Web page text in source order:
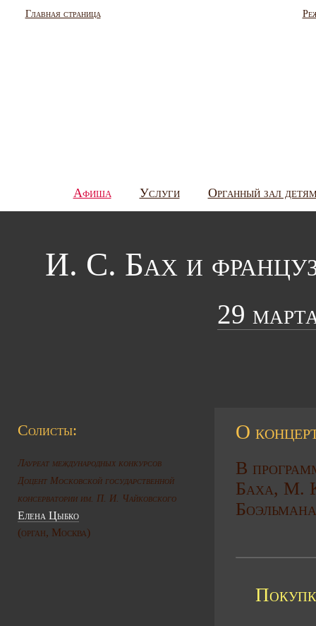
Главная страница
Афиша Услуги Органный зал
И. С. Бах и
29
Солисты:
Лауреат международных конкурсов
Доцент Московской государственной
консерватории им. П. И. Чайковского
Елена Цыбко
(орган, Москва)
О
В
Баха, М.